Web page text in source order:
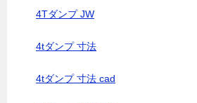
4Tダンプ JW
4tダンプ 寸法
4tダンプ 寸法 cad